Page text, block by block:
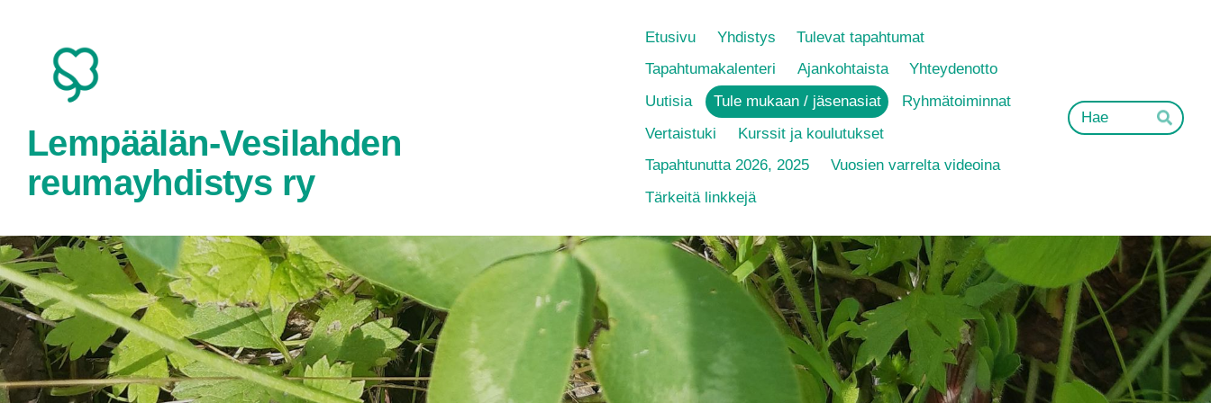
sisältöön
Lempäälän-Vesilahden
reumayhdistys ry
Etusivu Yhdistys
Tulevat tapahtumat
Tapahtumakalenteri
Ajankohtaista
Yhteydenotto
Uutisia
Tule mukaan / jäsenasiat
Ryhmätoiminnat
Vertaistuki
Kurssit ja koulutukset
Tapahtunutta 2026, 2025
Vuosien varrelta videoina
Tärkeitä linkkejä
Hae